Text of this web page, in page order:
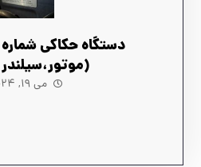
دستگاه حکاکی
می ۱۹, ۲۰۲۴